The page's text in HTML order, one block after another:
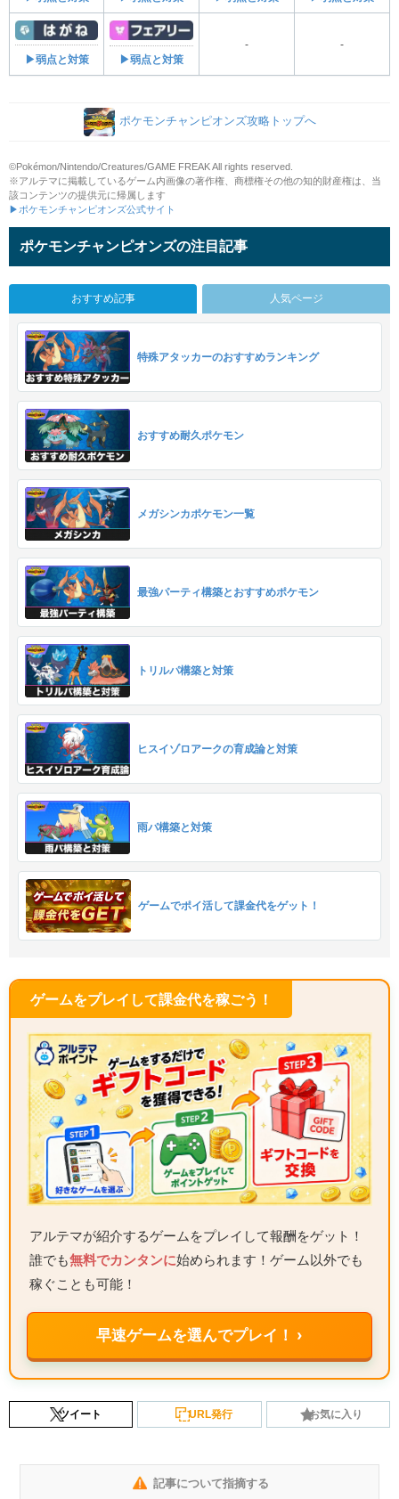
▶弱点と対策 ▶弱点と対策
- -
ポケモンチャンピオンズ攻略トップへ
©Pokémon/Nintendo/Creatures/GAME FREAK All rights reserved.
※アルテマに掲載しているゲーム内画像の著作権、商標権その他の知的財産権は、当
該コンテンツの提供元に帰属します
▶ポケモンチャンピオンズ公式サイト
ポケモンチャンピオンズの注目記事
おすすめ記事 人気ページ
特殊アタッカーのおすすめランキング
おすすめ耐久ポケモン
メガシンカポケモン一覧
最強パーティ構築とおすすめポケモン
トリルパ構築と対策
ヒスイゾロアークの育成論と対策
雨パ構築と対策
ゲームでポイ活して課金代をゲット！
ゲームをプレイして課金代を稼ごう！
アルテマが紹介するゲームをプレイして報酬をゲット！
誰でも無料でカンタンに始められます！ゲーム以外でも
稼ぐことも可能！
早速ゲームを選んでプレイ！ ›
ツイート URL発行 お気に入り
記事について指摘する